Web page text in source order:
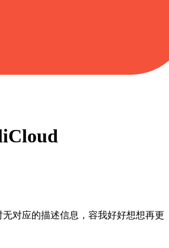
对应的描述信息，容我好好想想再更